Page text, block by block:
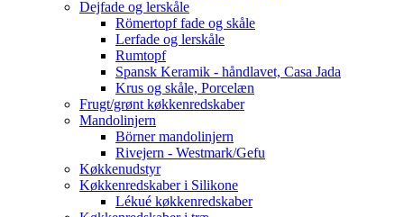
Dejfade og lerskåle
Römertopf fade og skåle
Lerfade og lerskåle
Rumtopf
Spansk Keramik - håndlavet, Casa Jada
Krus og skåle, Porcelæn
Frugt/grønt køkkenredskaber
Mandolinjern
Börner mandolinjern
Rivejern - Westmark/Gefu
Køkkenudstyr
Køkkenredskaber i Silikone
Lékué køkkenredskaber